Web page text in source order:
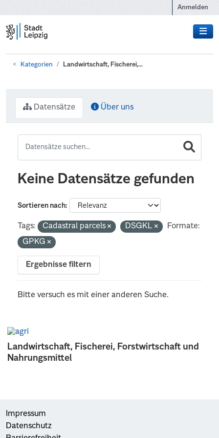
Anmelden
Kategorien Landwirtschaft, Fischerei,...
Landwirtschaft, Fischerei, Forstwirtschaft und
Nahrungsmittel
Datensätze Über uns
Keine Datensätze gefunden
Sortieren nach
Tags: Cadastral parcels DSGKL
Formate:
GPKG
Ergebnisse filtern
Bitte versuch es mit einer anderen Suche.
Impressum
Datenschutz